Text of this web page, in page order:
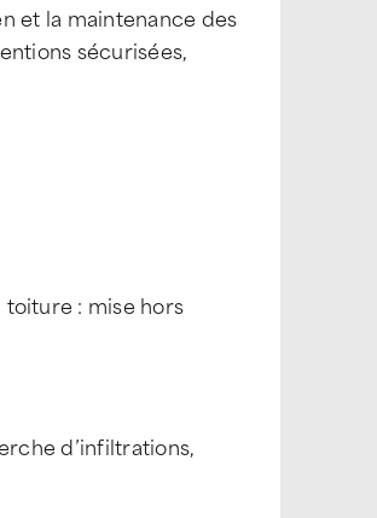
et la maintenance des
sécurisées,
: mise hors
d’infiltrations,